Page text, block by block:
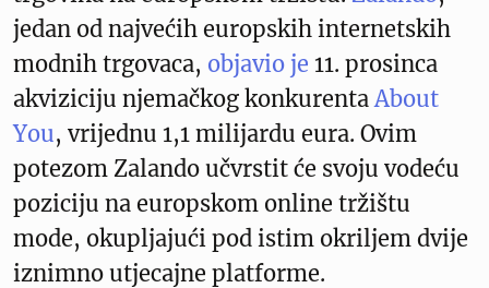
jedan od najvećih europskih internetskih
modnih trgovaca, objavio je 11. prosinca
akviziciju njemačkog konkurenta About
You, vrijednu 1,1 milijardu eura. Ovim
potezom Zalando učvrstit će svoju vodeću
poziciju na europskom online tržištu
mode, okupljajući pod istim okriljem dvije
iznimno utjecajne platforme.